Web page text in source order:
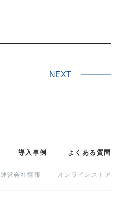
NEXT
導入事例 よくある質問
運営会社情報 オンラインストア